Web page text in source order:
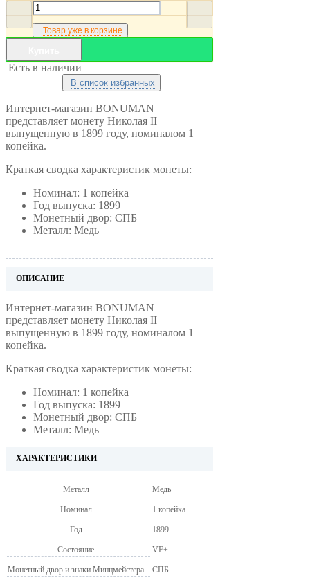
Товар уже в корзине
Есть в наличии
В список избранных
Интернет-магазин BONUMAN
представляет монету Николая II
выпущенную в 1899 году, номиналом 1
копейка.
Краткая сводка характеристик монеты:
Номинал: 1 копейка
Год выпуска: 1899
Монетный двор: СПБ
Металл: Медь
ОПИСАНИЕ
Интернет-магазин BONUMAN
представляет монету Николая II
выпущенную в 1899 году, номиналом 1
копейка.
Краткая сводка характеристик монеты:
Номинал: 1 копейка
Год выпуска: 1899
Монетный двор: СПБ
Металл: Медь
ХАРАКТЕРИСТИКИ
Металл Медь
Номинал 1 копейка
Год 1899
Состояние VF+
Монетный двор и знаки Минцмейстера СПБ